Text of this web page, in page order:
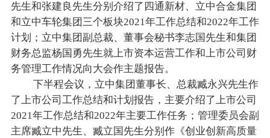
先生和张建良先生分别介绍了四通新材、立中合金集团
和立中车轮集团三个板块2021年工作总结和2022年工作
计划；立中集团副总裁、董事会秘书李志国先生和集团
财务总监杨国勇先生就上市资本运营工作和上市公司财
务管理工作情况向大会作主题报告。
下半程会议，立中集团董事长、总裁臧永兴先生作
了上市公司工作总结和计划报告，主要介绍了上市公司
2021年工作总结和2022年主要工作任务；管理委员会副
主席臧立中先生、臧立国先生分别作《创业创新高质量